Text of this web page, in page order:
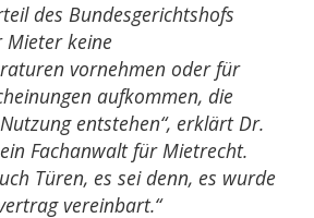
des Bundesgerichtshofs
Mieter keine
vornehmen oder für
aufkommen, die
entstehen“, erklärt Dr.
Fachanwalt für Mietrecht.
Türen, es sei denn, es wurde
vereinbart.“